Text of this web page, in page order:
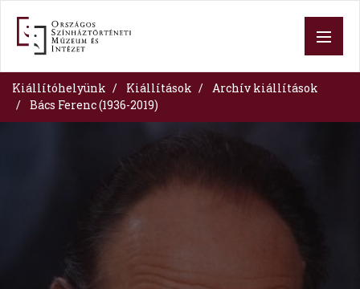
tartalomra
Kiállítóhelyünk Kiállítások
Archív kiállítások
Bács Ferenc (1936-2019)